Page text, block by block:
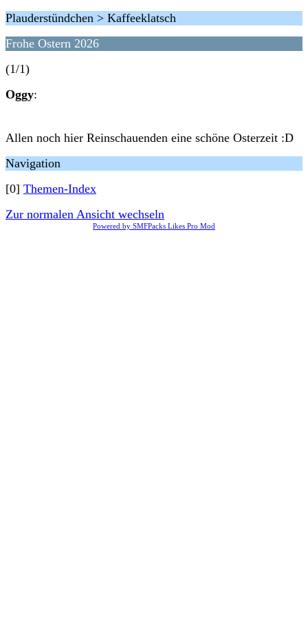
Plauderstündchen > Kaffeeklatsch
Frohe Ostern 2026
(1/1)
Oggy:
Allen noch hier Reinschauenden eine schöne Osterzeit :D
Navigation
[0] Themen-Index
Zur normalen Ansicht wechseln
Powered by SMFPacks Likes Pro Mod